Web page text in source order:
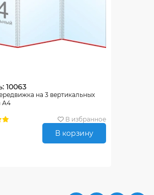
10063
на 3 вертикальных
А4
В избранное
В корзину